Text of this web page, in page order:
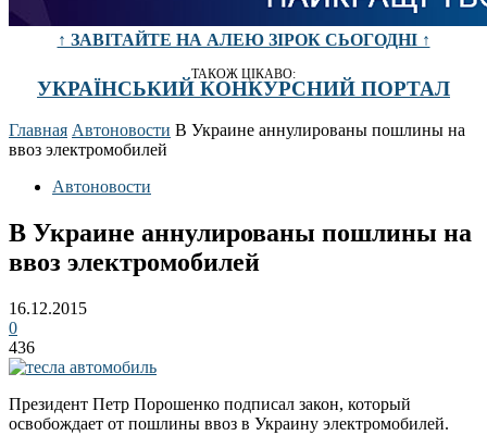
↑ ЗАВІТАЙТЕ НА АЛЕЮ ЗІРОК СЬОГОДНІ ↑
ТАКОЖ ЦІКАВО:
УКРАЇНСЬКИЙ КОНКУРСНИЙ ПОРТАЛ
Главная Автоновости В Украине аннулированы пошлины на
ввоз электромобилей
Автоновости
В Украине аннулированы пошлины на
ввоз электромобилей
16.12.2015
0
436
Президент Петр Порошенко подписал закон, который
освобождает от пошлины ввоз в Украину электромобилей.